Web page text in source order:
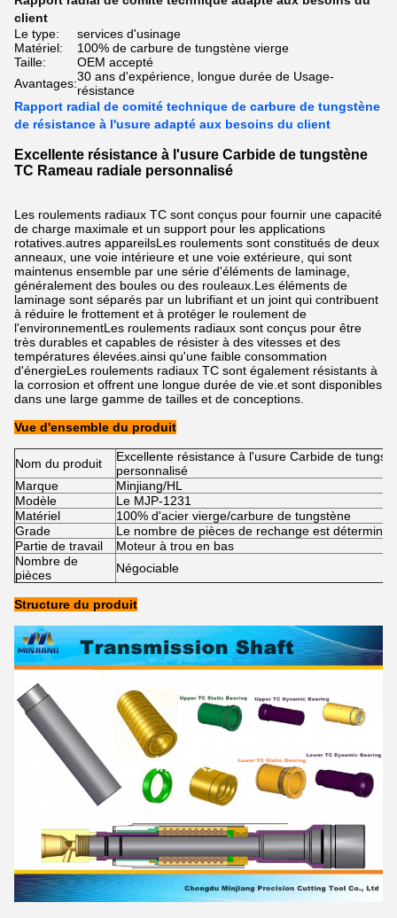
client
Le type:
services d'usinage
Matériel:
100% de carbure de tungstène vierge
Taille:
OEM accepté
Avantages:30 ans d'expérience, longue durée de Usage-
résistance
Rapport radial de comité technique de carbure de tungstène
de résistance à l'usure adapté aux besoins du client
Excellente résistance à l'usure Carbide de tungstène
TC Rameau radiale personnalisé
Les roulements radiaux TC sont conçus pour fournir une capacité
de charge maximale et un support pour les applications
rotatives.autres appareilsLes roulements sont constitués de deux
anneaux, une voie intérieure et une voie extérieure, qui sont
maintenus ensemble par une série d'éléments de laminage,
généralement des boules ou des rouleaux.Les éléments de
laminage sont séparés par un lubrifiant et un joint qui contribuent
à réduire le frottement et à protéger le roulement de
l'environnementLes roulements radiaux sont conçus pour être
très durables et capables de résister à des vitesses et des
températures élevées.ainsi qu'une faible consommation
d'énergieLes roulements radiaux TC sont également résistants à
la corrosion et offrent une longue durée de vie.et sont disponibles
dans une large gamme de tailles et de conceptions.
Vue d'ensemble du produit
Nom du produit
Excellente résistance à l'usure Carbide de
personnalisé
Marque
Minjiang/HL
Modèle
Le MJP-1231
Matériel
100% d'acier vierge/carbure de tungstène
Grade
Le nombre de pièces de rechange est déterminé
Partie de travail
Moteur à trou en bas
Nombre de
pièces
Négociable
Structure du produit